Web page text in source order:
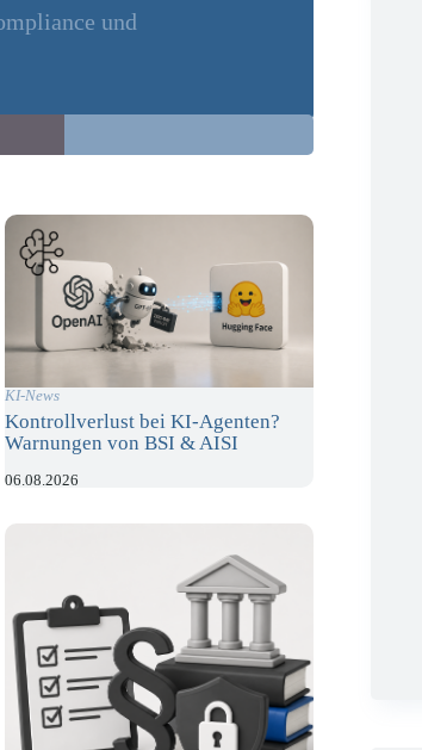
und
KI-News
Kontrollverlust bei KI-Agenten?
Warnungen von BSI & AISI
06.08.2026